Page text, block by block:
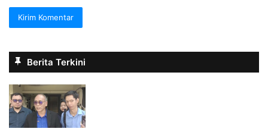
Berita Terkini